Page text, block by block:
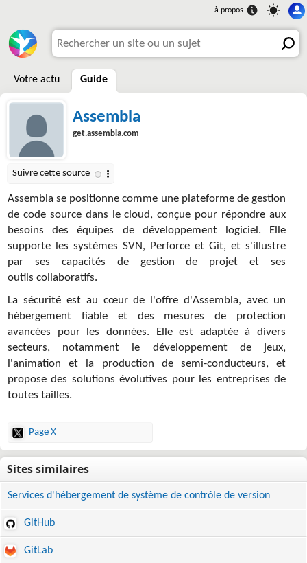
Votre actu Guide
Assembla
get.assembla.com
Assembla se positionne comme une plateforme de gestion
de code source dans le cloud, conçue pour répondre aux
besoins des équipes de développement logiciel. Elle
supporte les systèmes SVN, Perforce et Git, et s'illustre
par ses capacités de gestion de projet et ses
outils collaboratifs.
La sécurité est au cœur de l'offre d'Assembla, avec un
hébergement fiable et des mesures de protection
avancées pour les données. Elle est adaptée à divers
secteurs, notamment le développement de jeux,
l'animation et la production de semi-conducteurs, et
propose des solutions évolutives pour les entreprises de
toutes tailles.
Page X
Services d'hébergement de système de contrôle de version
GitHub
GitLab